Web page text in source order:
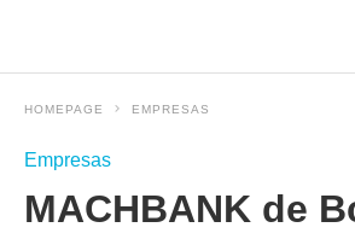
HOMEPAGE EMPRESAS
Empresas
MACHBANK de